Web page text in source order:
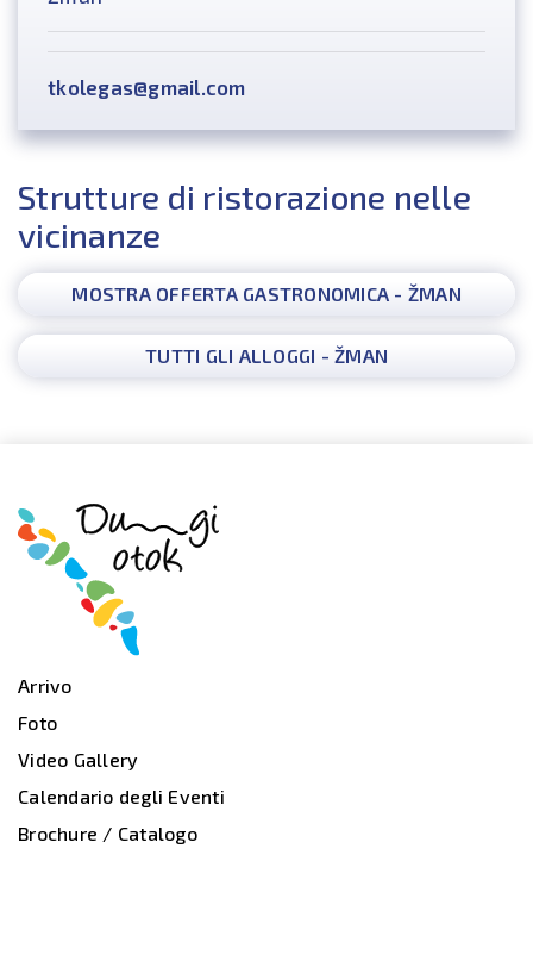
tkolegas@gmail.com
Strutture di ristorazione nelle
vicinanze
MOSTRA OFFERTA GASTRONOMICA - ŽMAN
TUTTI GLI ALLOGGI - ŽMAN
Arrivo
Foto
Video Gallery
Calendario degli Eventi
Brochure / Catalogo